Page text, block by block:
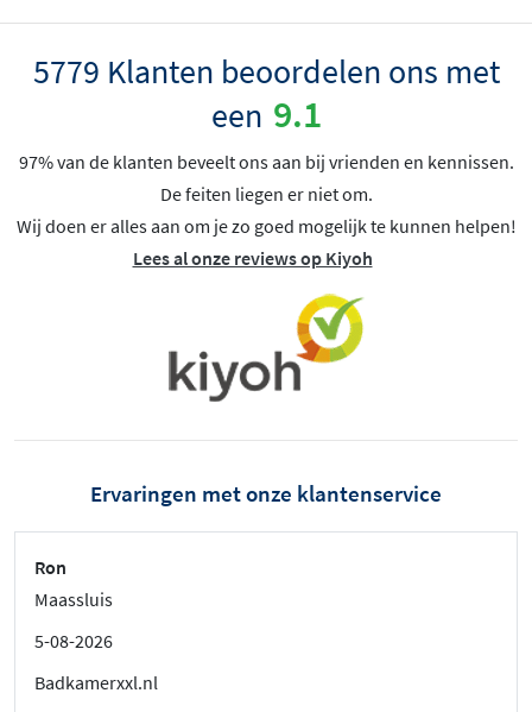
5779 Klanten beoordelen ons met
een 9.1
97% van de klanten beveelt ons aan bij vrienden en kennissen.
De feiten liegen er niet om.
Wij doen er alles aan om je zo goed mogelijk te kunnen helpen!
Lees al onze reviews op Kiyoh
Ervaringen met onze klantenservice
Ron
Maassluis
5-08-2026
Badkamerxxl.nl